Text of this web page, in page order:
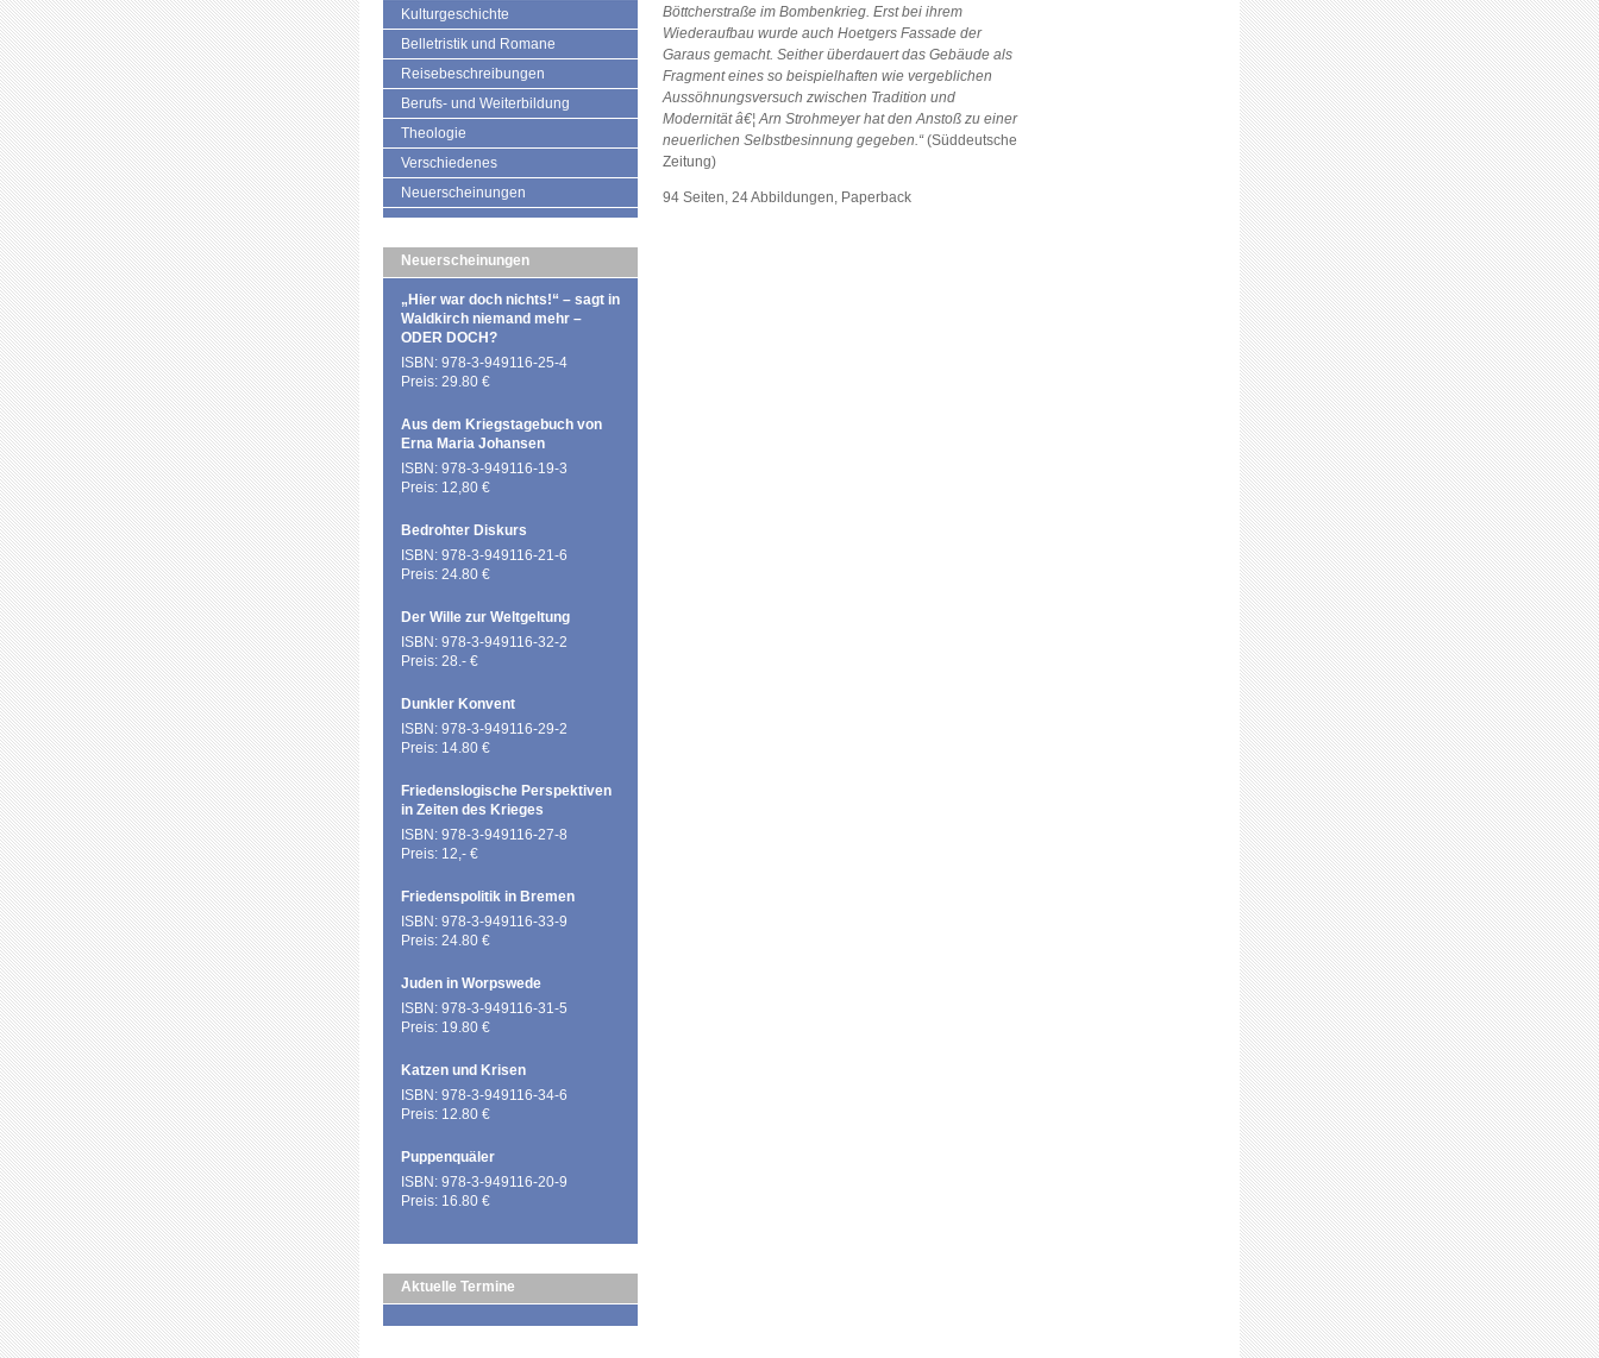
Kulturgeschichte
Belletristik und Romane
Reisebeschreibungen
Berufs- und Weiterbildung
Theologie
Verschiedenes
Neuerscheinungen
Neuerscheinungen
„Hier war doch nichts!“ – sagt in
Waldkirch niemand mehr –
ODER DOCH?
ISBN: 978-3-949116-25-4
Preis: 29.80 €
Aus dem Kriegstagebuch von
Erna Maria Johansen
ISBN: 978-3-949116-19-3
Preis: 12,80 €
Bedrohter Diskurs
ISBN: 978-3-949116-21-6
Preis: 24.80 €
Der Wille zur Weltgeltung
ISBN: 978-3-949116-32-2
Preis: 28.- €
Dunkler Konvent
ISBN: 978-3-949116-29-2
Preis: 14.80 €
Friedenslogische Perspektiven
in Zeiten des Krieges
ISBN: 978-3-949116-27-8
Preis: 12,- €
Friedenspolitik in Bremen
ISBN: 978-3-949116-33-9
Preis: 24.80 €
Juden in Worpswede
ISBN: 978-3-949116-31-5
Preis: 19.80 €
Katzen und Krisen
ISBN: 978-3-949116-34-6
Preis: 12.80 €
Puppenquäler
ISBN: 978-3-949116-20-9
Preis: 16.80 €
Aktuelle Termine
Böttcherstraße im Bombenkrieg. Erst bei ihrem
Wiederaufbau wurde auch Hoetgers Fassade der
Garaus gemacht. Seither überdauert das Gebäude als
Fragment eines so beispielhaften wie vergeblichen
Aussöhnungsversuch zwischen Tradition und
Modernität â€¦ Arn Strohmeyer hat den Anstoß zu einer
neuerlichen Selbstbesinnung gegeben.“(Süddeutsche
Zeitung)
94 Seiten, 24 Abbildungen, Paperback